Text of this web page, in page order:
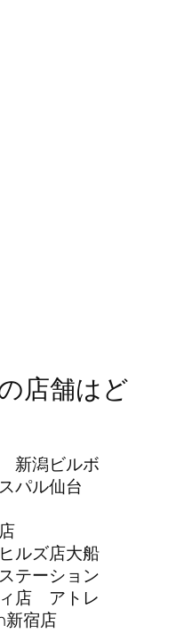
店舗はど
新潟ビルボ
パル仙台
ルズ店大船
テーション
店 アトレ
新宿店